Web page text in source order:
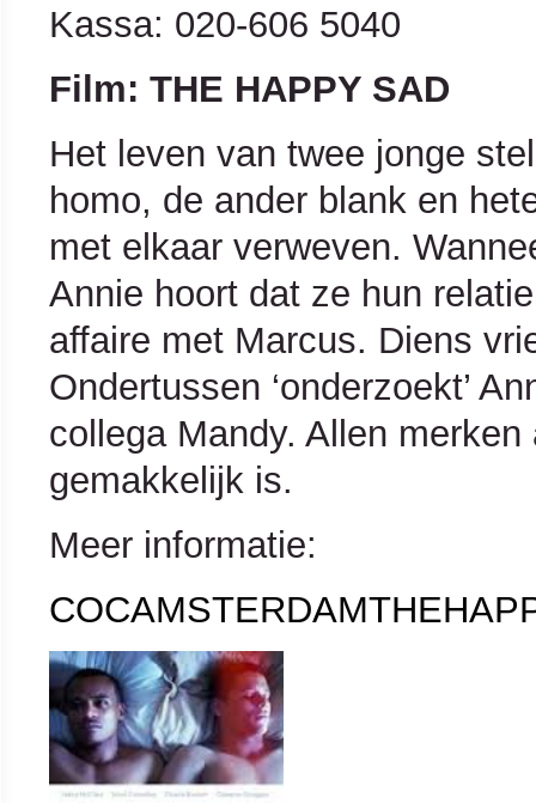
Kassa: 020-606 5040
Film: THE HAPPY SAD
Het leven van twee jonge
homo, de ander blank en
met elkaar verweven.
Annie hoort dat ze hun
affaire met Marcus. Diens
Ondertussen ‘onderzoekt’
collega Mandy. Allen
gemakkelijk is.
Meer informatie: